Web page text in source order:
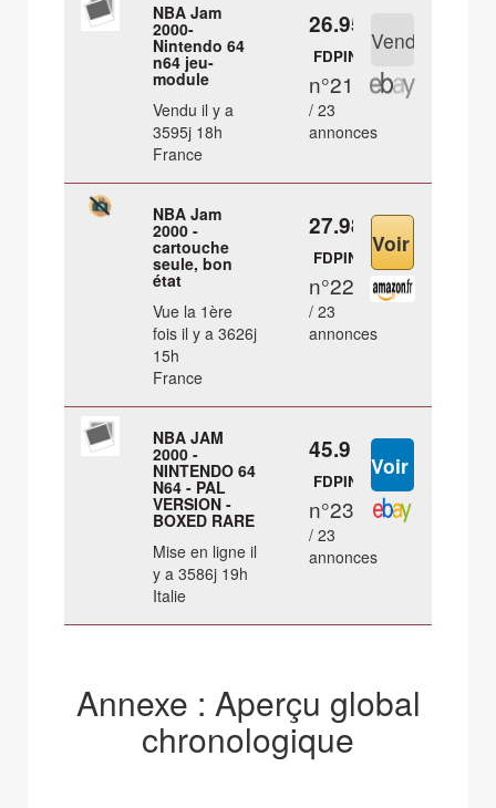
NBA Jam
2000-
Nintendo 64
n64 jeu-
module
Vendu il y a
3595j 18h
France
26.95 €
FDPIN
n°21
/ 23
annonces
NBA Jam
2000 -
cartouche
seule, bon
état
Vue la 1ère
fois il y a 3626j
15h
France
27.98 €
FDPIN
n°22
/ 23
annonces
NBA JAM
2000 -
NINTENDO 64
N64 - PAL
VERSION -
BOXED RARE
Mise en ligne il
y a 3586j 19h
Italie
45.9 €
FDPIN
n°23
/ 23
annonces
Annexe : Aperçu global
chronologique